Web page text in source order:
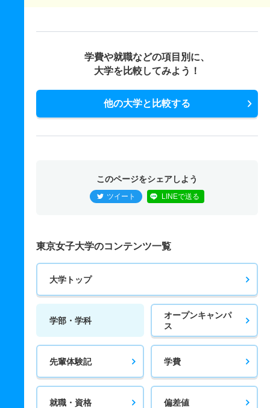
学費や就職などの項目別に、
大学を比較してみよう！
他の大学と比較する
このページをシェアしよう
ツイート LINEで送る
東京女子大学のコンテンツ一覧
大学トップ
学部・学科
オープンキャンパ
ス
先輩体験記 学費
就職・資格 偏差値